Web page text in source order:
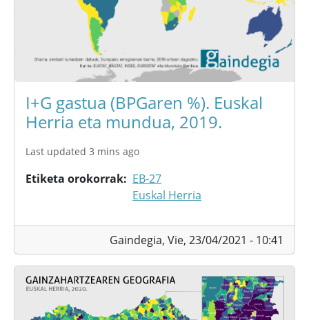
I+G gastua (BPGaren %). Euskal
Herria eta mundua, 2019.
Last updated 3 mins ago
Etiketa orokorrak
EB-27
Euskal Herria
Gaindegia, Vie, 23/04/2021 - 10:41